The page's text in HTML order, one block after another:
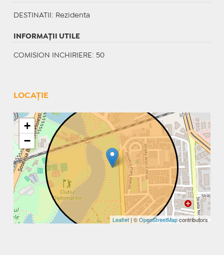
DESTINATII : Rezidenta
INFORMAŢII UTILE
COMISION INCHIRIERE: 50
LOCAȚIE
+
−
Leaflet | ©OpenStreetMapcontributors